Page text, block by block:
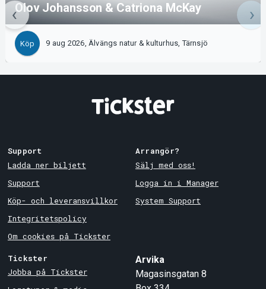
Olov Johansson & Catriona McKay
Köp 9 aug 2026, Älvängs natur & kulturhus, Tärnsjö
Support
Ladda ner biljett
Support
Köp- och leveransvillkor
Integritetspolicy
Om cookies på Tickster
Arrangör?
Sälj med oss!
Logga in i Manager
System Support
Tickster
Jobba på Tickster
Arvika
Magasinsgatan 8